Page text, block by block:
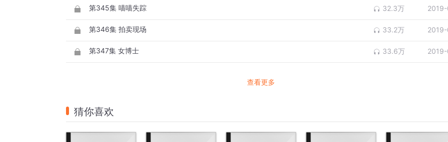
第345集 喵喵失踪 32.3万
第346集 拍卖现场 33.2万
第347集 女博士 33.6万
查看更多
猜你喜欢